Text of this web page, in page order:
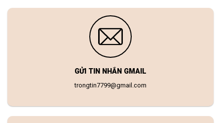
GỬI TIN NHẮN GMAIL
trongtin7799@gmail.com